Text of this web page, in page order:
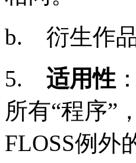
b.
衍生作
5.
适用性
所有“程序”
FLOSS例外